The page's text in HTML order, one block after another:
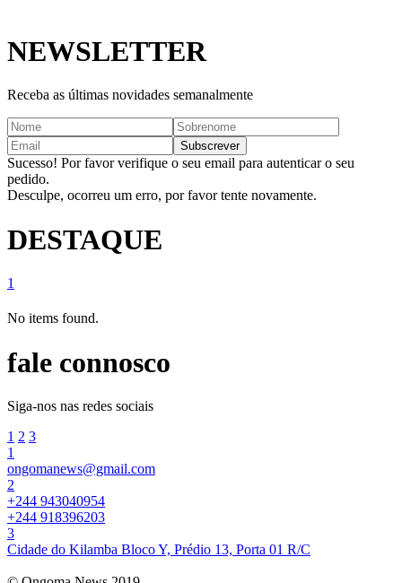
NEWSLETTER
Receba as últimas novidades semanalmente
Sucesso! Por favor verifique o seu email para autenticar o seu
pedido.
Desculpe, ocorreu um erro, por favor tente novamente.
DESTAQUE
1
No items found.
fale connosco
Siga-nos nas redes sociais
1 2 3
1
ongomanews@gmail.com
2
+244 943040954
+244 918396203
3
Cidade do Kilamba Bloco Y, Prédio 13, Porta 01 R/C